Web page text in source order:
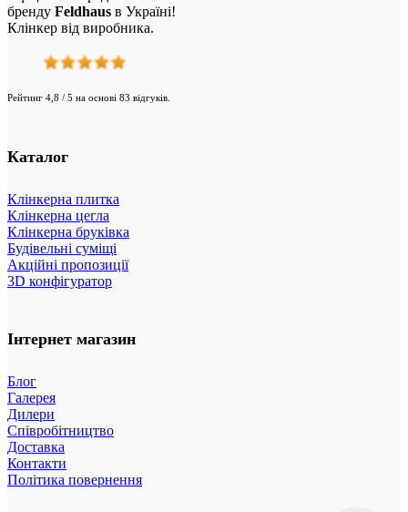
бренду Feldhaus в Україні!
Клінкер від виробника.
Рейтинг 4,8 / 5 на основі 83 відгуків.
Каталог
Клінкерна плитка
Клінкерна цегла
Клінкерна бруківка
Будівельні суміщі
Акційні пропозиції
3D конфігуратор
Інтернет магазин
Блог
Галерея
Дилери
Співробітництво
Доставка
Контакти
Політика повернення